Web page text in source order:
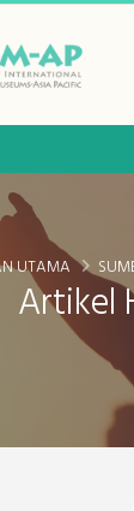
Artikel
UTAMA